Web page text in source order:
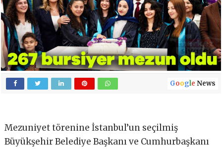
Google News
Mezuniyet törenine İstanbul’un seçilmiş
Büyükşehir Belediye Başkanı ve Cumhurbaşkanı